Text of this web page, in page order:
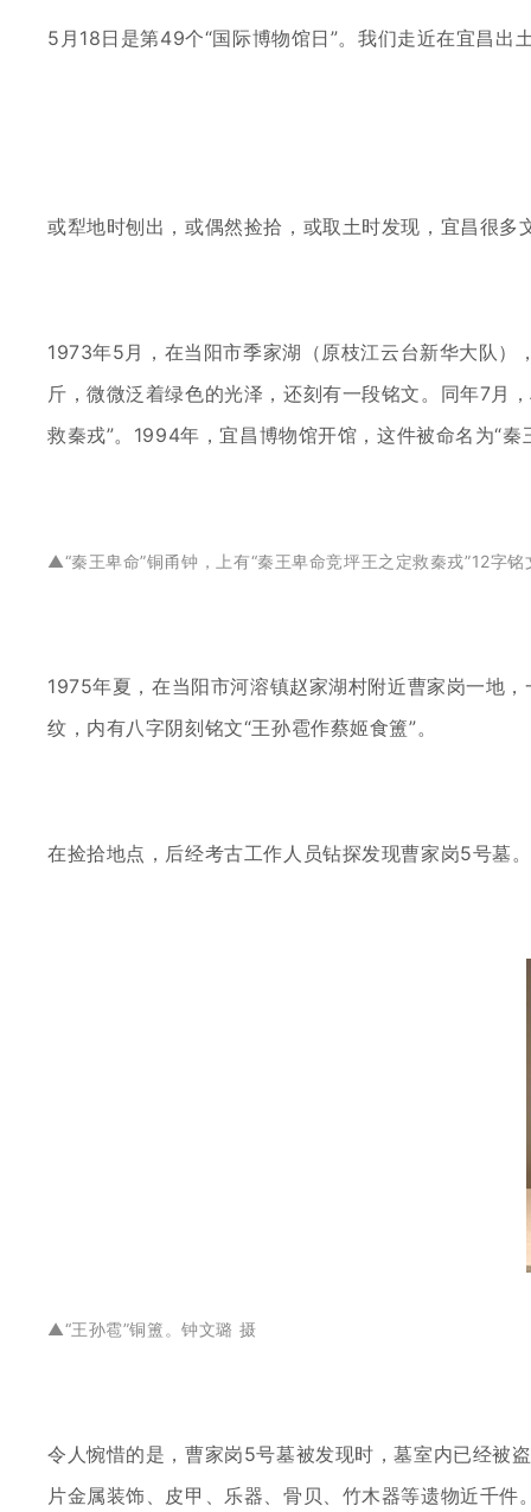
5月18日是第49个“国际博物馆日”。我们走近在宜昌
或犁地时刨出，或偶然捡拾，或取土时发现，宜昌很多
1973年5月，在当阳市季家湖（原枝江云台新华大队
斤，微微泛着绿色的光泽，还刻有一段铭文。同年7月
救秦戎”。1994年，宜昌博物馆开馆，这件被命名为“
▲“秦王卑命”铜甬钟，上有“秦王卑命竞坪王之定救秦戎”12字
1975年夏，在当阳市河溶镇赵家湖村附近曹家岗一地
纹，内有八字阴刻铭文“王孙雹作蔡姬食簠”。
在捡拾地点，后经考古工作人员钻探发现曹家岗5号墓。
▲“王孙雹”铜簠。钟文璐 摄
令人惋惜的是，曹家岗5号墓被发现时，墓室内已经被
片金属装饰、皮甲、乐器、骨贝、竹木器等遗物近千